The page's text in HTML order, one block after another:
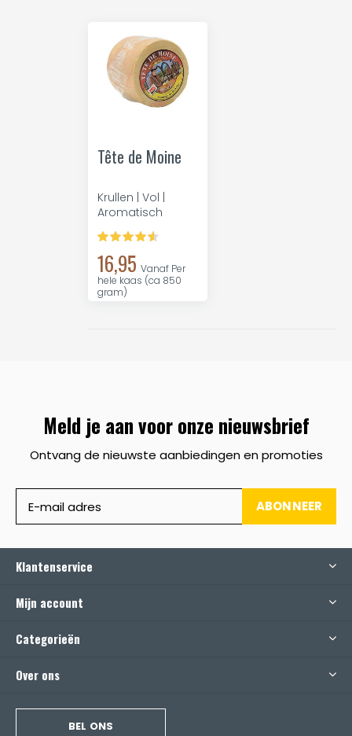
Tête de Moine
Krullen | Vol |
Aromatisch
16,95 Vanaf Per
hele kaas (ca 850
gram)
Meld je aan voor onze nieuwsbrief
Ontvang de nieuwste aanbiedingen en promoties
ABONNEER
Klantenservice
Mijn account
Categorieën
Over ons
BEL ONS